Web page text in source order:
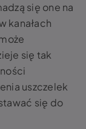
się one na
kanałach
się tak
uszczelek
się do